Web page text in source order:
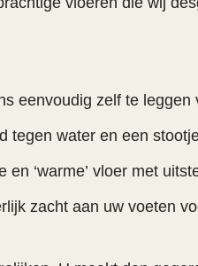
eenvoudig zelf te leggen
tegen water en een
en ‘warme’ vloer met
zacht aan uw voeten